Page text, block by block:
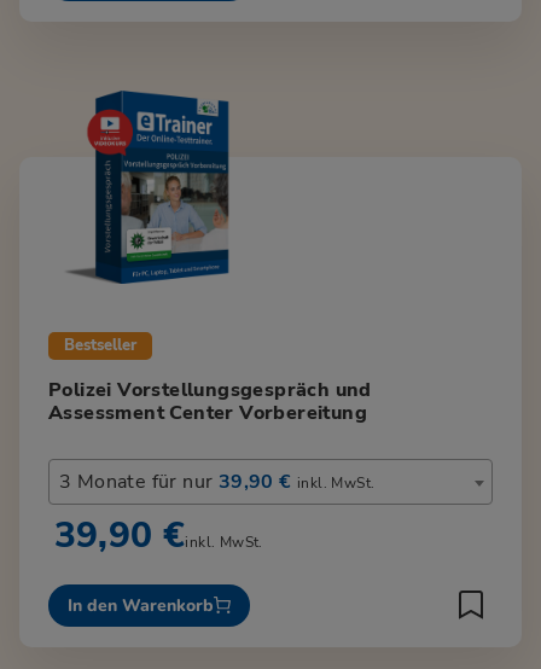
Bestseller
Polizei Vorstellungsgespräch und
Assessment Center Vorbereitung
3 Monate für nur 39,90 € inkl. MwSt.
39,90 €inkl. MwSt.
In den Warenkorb